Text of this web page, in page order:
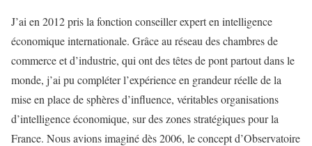
J’ai en 2012 pris la fonction conseiller expert en intelligence
économique internationale. Grâce au réseau des chambres de
commerce et d’industrie, qui ont des têtes de pont partout dans le
monde, j’ai pu compléter l’expérience en grandeur réelle de la
mise en place de sphères d’influence, véritables organisations
d’intelligence économique, sur des zones stratégiques pour la
France. Nous avions imaginé dès 2006, le concept d’Observatoire